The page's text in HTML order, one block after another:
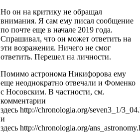
Но он на критику не обращал
внимания. Я сам ему писал сообщение
по почте еще в начале 2019 года.
Спрашивал, что он может ответить на
эти возражения. Ничего не смог
ответить. Перешел на личности.
Помимо астронома Никифорова ему
еще неоднократно отвечали и Фоменко
с Носовским. В частности, см.
комментарии
здесь http://chronologia.org/seven3_1/
и
здесь http://chronologia.org/